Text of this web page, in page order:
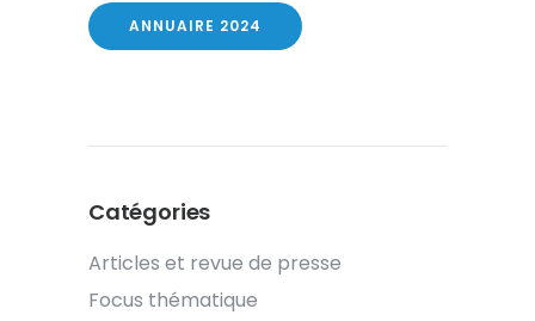
ANNUAIRE 2024
Catégories
Articles et revue de presse
Focus thématique